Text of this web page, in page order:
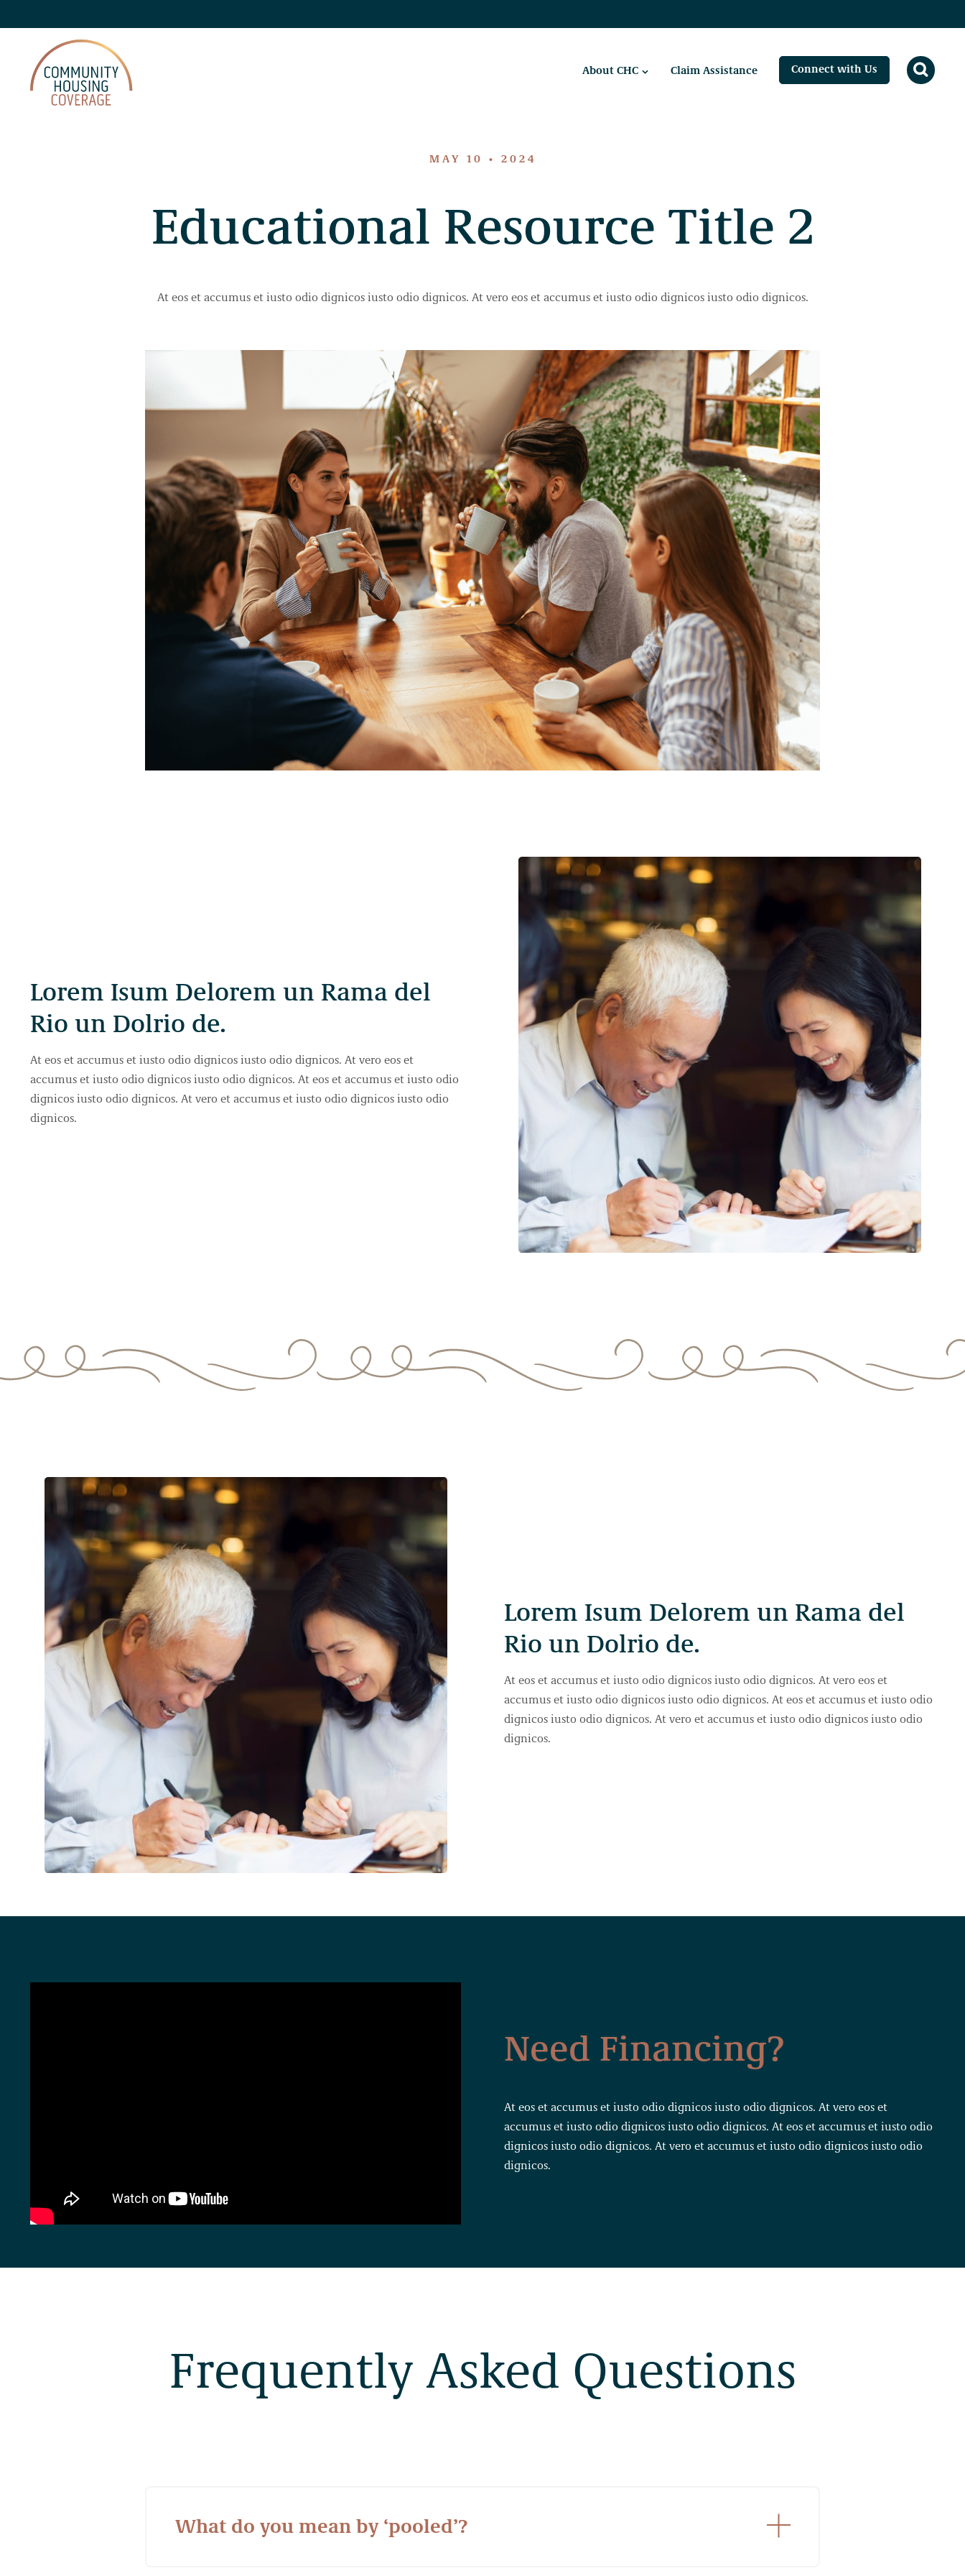
About CHC Claim Assistance Connect with Us
Our work takes place throughout the ancestral lands and the many unceded territories of more than 200 distinct First Nations in British Columbia. Our offices are located on the territories of the
Skwxwú7mesh (Squamish), Səl̓ílwətaʔ (Tsleil-Waututh), xʷməθkʷəy̓əm (Musqueam) peoples.
MAY 10 • 2024
Educational Resource Title 2
At eos et accumus et iusto odio dignicos iusto odio dignicos. At vero eos et accumus et iusto odio dignicos iusto odio dignicos.
Lorem Isum Delorem un Rama del
Rio un Dolrio de.
At eos et accumus et iusto odio dignicos iusto odio dignicos. At vero eos et
accumus et iusto odio dignicos iusto odio dignicos. At eos et accumus et iusto odio
dignicos iusto odio dignicos. At vero et accumus et iusto odio dignicos iusto odio
dignicos.
Lorem Isum Delorem un Rama del
Rio un Dolrio de.
At eos et accumus et iusto odio dignicos iusto odio dignicos. At vero eos et
accumus et iusto odio dignicos iusto odio dignicos. At eos et accumus et iusto odio
dignicos iusto odio dignicos. At vero et accumus et iusto odio dignicos iusto odio
dignicos.
Need Financing?
At eos et accumus et iusto odio dignicos iusto odio dignicos. At vero eos et
accumus et iusto odio dignicos iusto odio dignicos. At eos et accumus et iusto odio
dignicos iusto odio dignicos. At vero et accumus et iusto odio dignicos iusto odio
dignicos.
Frequently Asked Questions
What do you mean by ‘pooled’?